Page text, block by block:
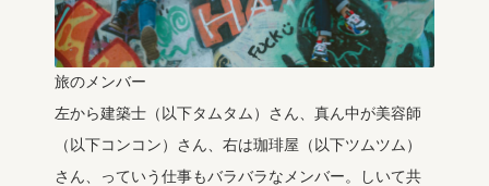
旅のメンバー
左から建築士（以下タムタム）さん、真ん中が美容師
（以下コンコン）さん、右は珈琲屋（以下ツムツム）
さん、っていう仕事もバラバラなメンバー。しいて共